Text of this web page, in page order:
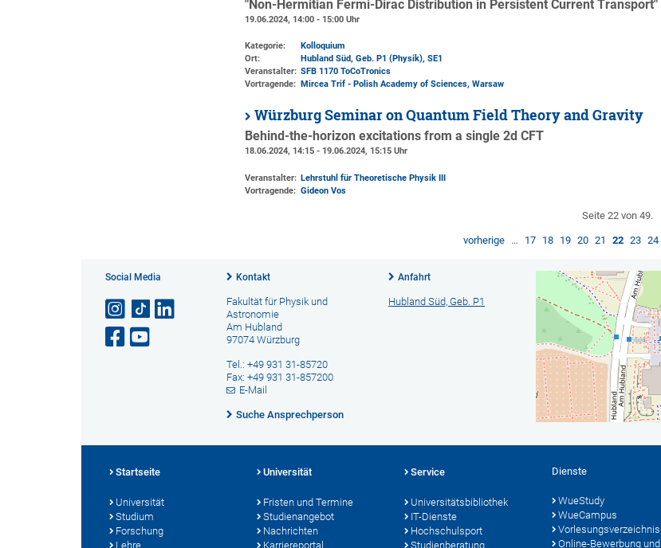
"Non-Hermitian Fermi-Dirac Distribution in Persistent Current Transport"
19.06.2024, 14:00 - 15:00 Uhr
Kategorie:
Kolloquium
Ort:
Hubland Süd, Geb. P1 (Physik), SE1
Veranstalter: SFB 1170 ToCoTronics
Vortragende: Mircea Trif - Polish Academy of Sciences, Warsaw
Würzburg Seminar on Quantum Field Theory and Gravity
Behind-the-horizon excitations from a single 2d CFT
18.06.2024, 14:15 - 19.06.2024, 15:15 Uhr
Veranstalter: Lehrstuhl für Theoretische Physik III
Vortragende: Gideon Vos
Seite 22 von 49.
vorherige … 17 18 19 20 21 22 23 24
Social Media Kontakt
Fakultät für Physik und
Astronomie
Am Hubland
97074 Würzburg
Tel.: +49 931 31-85720
Fax: +49 931 31-857200
E-Mail
Suche Ansprechperson
Anfahrt
Hubland Süd, Geb. P1
Startseite
Universität
Studium
Forschung
Lehre
Universität
Fristen und Termine
Studienangebot
Nachrichten
Karriereportal
Service
Universitätsbibliothek
IT-Dienste
Hochschulsport
Studienberatung
Dienste
WueStudy
WueCampus
Vorlesungsverzeichnis
Online-Bewerbung und